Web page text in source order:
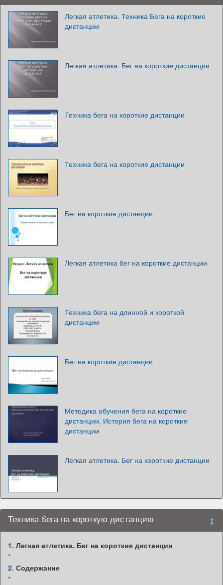
Легкая атлетика. Техника Бега на короткие
дистанции
Легкая атлетика. Бег на короткие дистанции
Техника бега на короткие дистанции
Техника бега на короткие дистанции
Бег на короткие дистанции
Легкая атлетика бег на короткие дистанции
Техника бега на длинной и короткой
дистанции
Бег на короткие дистанции
Методика обучения бега на короткие
дистанции. История бега на короткие
дистанции
Легкая атлетика. Бег на короткие дистанции
Техника бега на короткую дистанцию
1. Легкая атлетика. Бег на короткие дистанции
*
2. Содержание
*